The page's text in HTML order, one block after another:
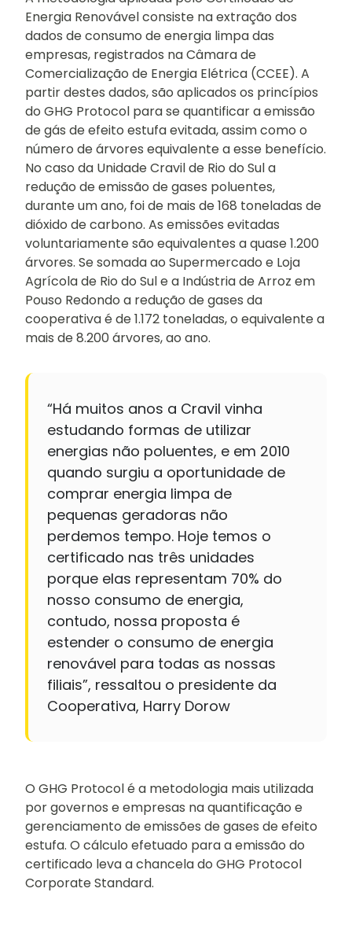
Energia Renovável consiste na extração dos
dados de consumo de energia limpa das
empresas, registrados na Câmara de
Comercialização de Energia Elétrica (CCEE). A
partir destes dados, são aplicados os princípios
do GHG Protocol para se quantificar a emissão
de gás de efeito estufa evitada, assim como o
número de árvores equivalente a esse benefício.
No caso da Unidade Cravil de Rio do Sul a
redução de emissão de gases poluentes,
durante um ano, foi de mais de 168 toneladas de
dióxido de carbono. As emissões evitadas
voluntariamente são equivalentes a quase 1.200
árvores. Se somada ao Supermercado e Loja
Agrícola de Rio do Sul e a Indústria de Arroz em
Pouso Redondo a redução de gases da
cooperativa é de 1.172 toneladas, o equivalente a
mais de 8.200 árvores, ao ano.
“Há muitos anos a Cravil vinha
estudando formas de utilizar
energias não poluentes, e em 2010
quando surgiu a oportunidade de
comprar energia limpa de
pequenas geradoras não
perdemos tempo. Hoje temos o
certificado nas três unidades
porque elas representam 70% do
nosso consumo de energia,
contudo, nossa proposta é
estender o consumo de energia
renovável para todas as nossas
filiais”, ressaltou o presidente da
Cooperativa, Harry Dorow
O GHG Protocol é a metodologia mais utilizada
por governos e empresas na quantificação e
gerenciamento de emissões de gases de efeito
estufa. O cálculo efetuado para a emissão do
certificado leva a chancela do GHG Protocol
Corporate Standard.